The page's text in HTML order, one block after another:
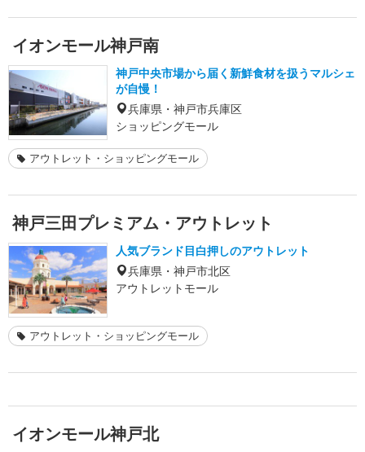
イオンモール神戸南
神戸中央市場から届く新鮮食材を扱うマルシェ
が自慢！
兵庫県・神戸市兵庫区
ショッピングモール
アウトレット・ショッピングモール
神戸三田プレミアム・アウトレット
人気ブランド目白押しのアウトレット
兵庫県・神戸市北区
アウトレットモール
アウトレット・ショッピングモール
イオンモール神戸北